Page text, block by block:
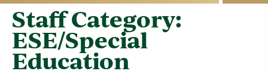
Staff Category:
ESE/Special
Education